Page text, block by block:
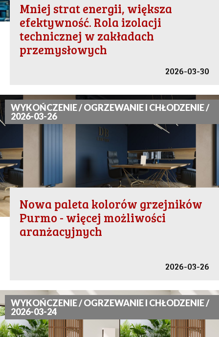
Mniej strat energii, większa
efektywność. Rola izolacji
technicznej w zakładach
przemysłowych
2026-03-30
WYKOŃCZENIE / OGRZEWANIE I CHŁODZENIE /
2026-03-26
Nowa paleta kolorów grzejników
Purmo - więcej możliwości
aranżacyjnych
2026-03-26
WYKOŃCZENIE / OGRZEWANIE I CHŁODZENIE /
2026-03-24